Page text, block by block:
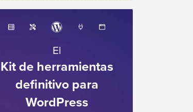
El
Kit de herramientas
definitivo para
WordPress